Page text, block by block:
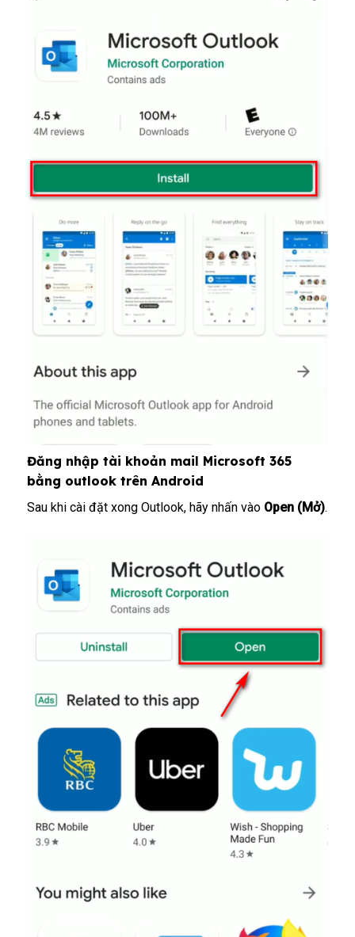
Đăng nhập tài khoản mail Microsoft 365
bằng outlook trên Android
Sau khi cài đặt xong Outlook, hãy nhấn vào Open (Mở).